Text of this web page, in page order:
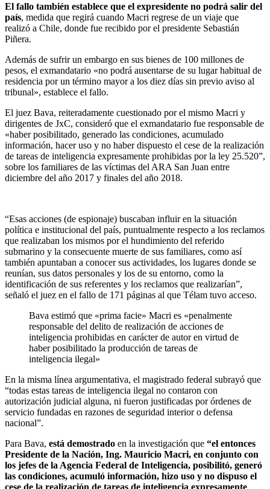
El fallo también establece que el expresidente no podrá salir del
país, medida que regirá cuando Macri regrese de un viaje que
realizó a Chile, donde fue recibido por el presidente Sebastián
Piñera.
Además de sufrir un embargo en sus bienes de 100 millones de
pesos, el exmandatario «no podrá ausentarse de su lugar habitual de
residencia por un término mayor a los diez días sin previo aviso al
tribunal», establece el fallo.
El juez Bava, reiteradamente cuestionado por el mismo Macri y
dirigentes de JxC, consideró que el exmandatario fue responsable de
«haber posibilitado, generado las condiciones, acumulado
información, hacer uso y no haber dispuesto el cese de la realización
de tareas de inteligencia expresamente prohibidas por la ley 25.520”,
sobre los familiares de las víctimas del ARA San Juan entre
diciembre del año 2017 y finales del año 2018.
“Esas acciones (de espionaje) buscaban influir en la situación
política e institucional del país, puntualmente respecto a los reclamos
que realizaban los mismos por el hundimiento del referido
submarino y la consecuente muerte de sus familiares, como así
también apuntaban a conocer sus actividades, los lugares donde se
reunían, sus datos personales y los de su entorno, como la
identificación de sus referentes y los reclamos que realizarían”,
señaló el juez en el fallo de 171 páginas al que Télam tuvo acceso.
Bava estimó que «prima facie» Macri es «penalmente
responsable del delito de realización de acciones de
inteligencia prohibidas en carácter de autor en virtud de
haber posibilitado la producción de tareas de
inteligencia ilegal»
En la misma línea argumentativa, el magistrado federal subrayó que
“todas estas tareas de inteligencia ilegal no contaron con
autorización judicial alguna, ni fueron justificadas por órdenes de
servicio fundadas en razones de seguridad interior o defensa
nacional”.
Para Bava, está demostrado en la investigación que “el entonces
Presidente de la Nación, Ing. Mauricio Macri, en conjunto con
los jefes de la Agencia Federal de Inteligencia, posibilitó, generó
las condiciones, acumuló información, hizo uso y no dispuso el
cese de la realización de tareas de inteligencia expresamente